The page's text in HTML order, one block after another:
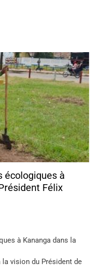
écologiques à
Félix
à Kananga dans la
la vision du Président de